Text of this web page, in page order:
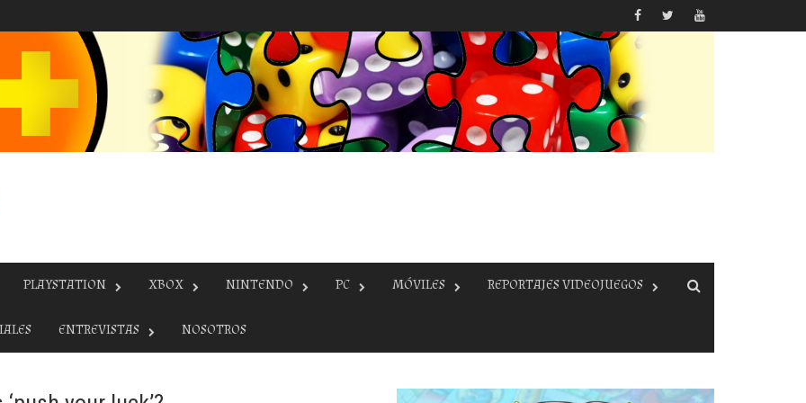
PLAYSTATION XBOX NINTENDO PC MÓVILES REPORTAJES VIDEOJUEGOS
ENTREVISTAS NOSOTROS